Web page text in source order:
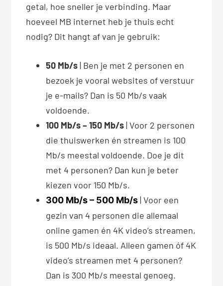
getal, hoe sneller je verbinding. Maar
hoeveel MB internet heb je thuis echt
nodig? Dit hangt af van je gebruik:
50 Mb/s| Ben je met 2 personen en
bezoek je vooral websites of verstuur
je e-mails? Dan is 50 Mb/s vaak
voldoende.
100 Mb/s– 150 Mb/s| Voor 2 personen
die thuiswerken én streamen is 100
Mb/s meestal voldoende. Doe je dit
met 4 personen? Dan kun je beter
kiezen voor 150 Mb/s.
300 Mb/s – 500 Mb/s | Voor een
gezin van 4 personen die allemaal
online gamen én 4K video’s streamen,
is 500 Mb/s ideaal. Alleen gamen óf 4K
video’s streamen met 4 personen?
Dan is 300 Mb/s meestal genoeg.